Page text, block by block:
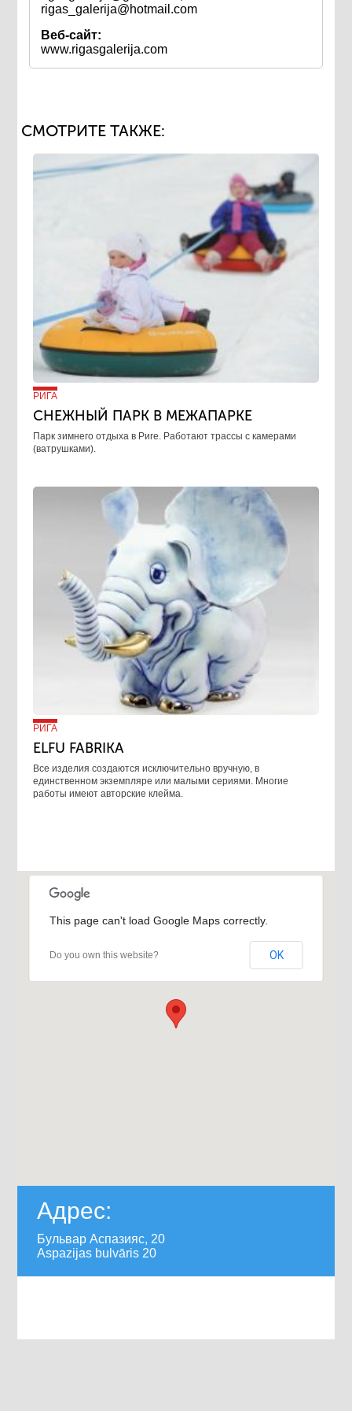
rigas_galerija@hotmail.com
Веб-сайт:
www.rigasgalerija.com
СМОТРИТЕ ТАКЖЕ:
РИГА
СНЕЖНЫЙ ПАРК В МЕЖАПАРКЕ
Парк зимнего отдыха в Риге. Работают трассы с камерами
(ватрушками).
РИГА
ELFU FABRIKA
Все изделия создаются исключительно вручную, в
единственном экземпляре или малыми сериями. Многие
работы имеют авторские клейма.
This page can't load Google Maps correctly.
Do you own this website? OK
Адрес:
Бульвар Аспазияс, 20
Aspazijas bulvāris 20